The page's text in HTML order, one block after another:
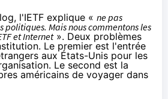
, l'IETF explique « ne pas
politiques. Mais nous commentons les
et Internet». Deux problèmes
Le premier est l'entrée
aux États-Unis pour les
Le second est la
américains de voyager dans